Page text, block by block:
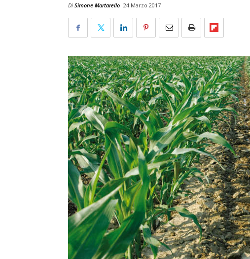
Di Simone Martarello 24 Marzo 2017